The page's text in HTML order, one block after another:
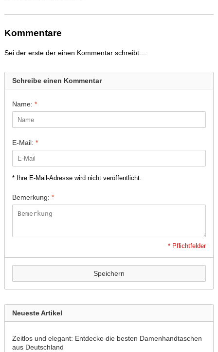
Kommentare
Sei der erste der einen Kommentar schreibt....
Schreibe einen Kommentar
Name: *
E-Mail: *
* Ihre E-Mail-Adresse wird nicht veröffentlicht.
Bemerkung: *
* Pflichtfelder
Speichern
Neueste Artikel
Zeitlos und elegant: Entdecke die besten Damenhandtaschen
aus Deutschland